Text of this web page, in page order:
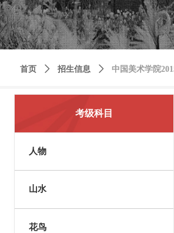
首页 ꄲ 招生信息 ꄲ 中国美术学院
考级科目
人物
山水
花鸟